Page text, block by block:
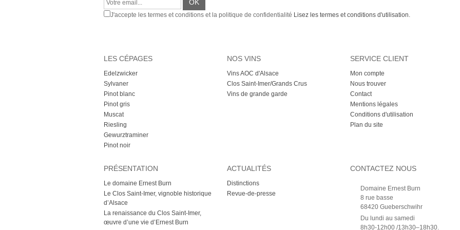
J'accepte les termes et conditions et la politique de confidentialité Lisez les termes et conditions d'utilisation.
LES CÉPAGES
Edelzwicker
Sylvaner
Pinot blanc
Pinot gris
Muscat
Riesling
Gewurztraminer
Pinot noir
NOS VINS
Vins AOC d'Alsace
Clos Saint-Imer/Grands Crus
Vins de grande garde
SERVICE CLIENT
Mon compte
Nous trouver
Contact
Mentions légales
Conditions d'utilisation
Plan du site
PRÉSENTATION
Le domaine Ernest Burn
Le Clos Saint-Imer, vignoble historique
d’Alsace
La renaissance du Clos Saint-Imer,
œuvre d’une vie d’Ernest Burn
ACTUALITÉS
Distinctions
Revue-de-presse
CONTACTEZ NOUS
Domaine Ernest Burn
8 rue basse
68420 Gueberschwihr
Du lundi au samedi
8h30-12h00 /13h30–18h30.